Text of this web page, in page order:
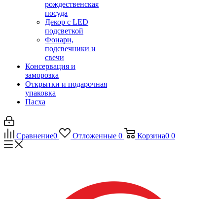
рождественская
посуда
Декор с LED
подсветкой
Фонари,
подсвечники и
свечи
Консервация и
заморозка
Открытки и подарочная
упаковка
Пасха
Сравнение0 Отложенные 0 Корзина0 0